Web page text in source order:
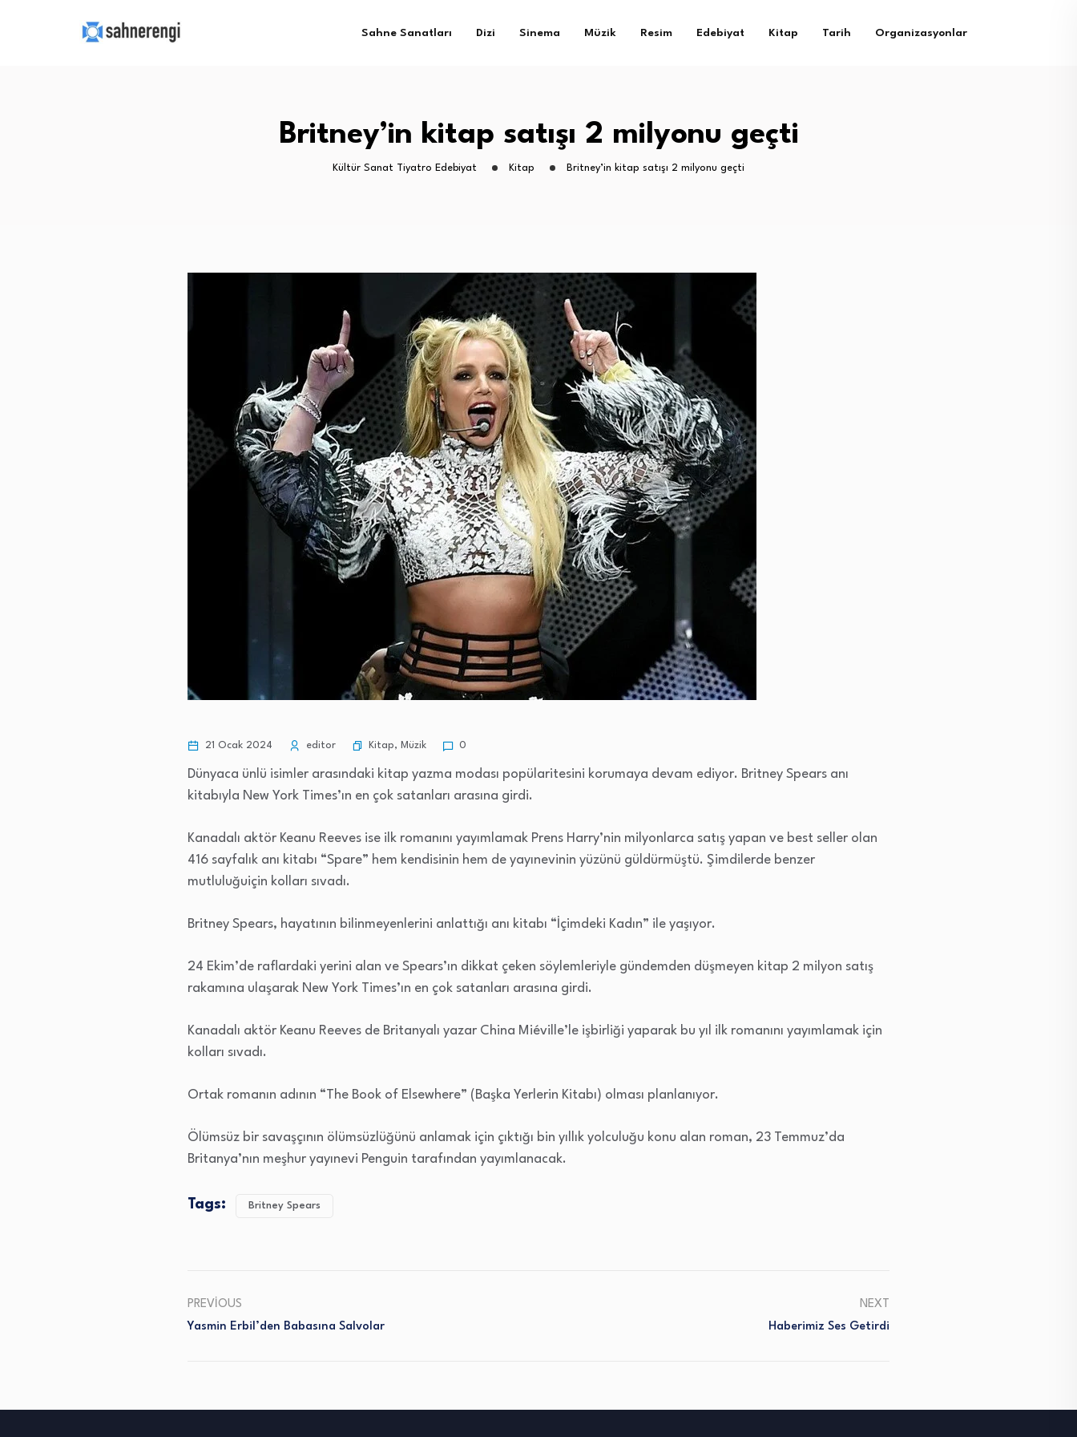
Sahne Sanatları Dizi Sinema Müzik Resim Edebiyat Kitap Tarih Organizasyonlar
Britney’in kitap satışı 2 milyonu geçti
Kültür Sanat Tiyatro Edebiyat Kitap Britney’in kitap satışı 2 milyonu geçti
21 Ocak 2024 editor Kitap, Müzik 0
Dünyaca ünlü isimler arasındaki kitap yazma modası popülaritesini korumaya devam ediyor. Britney Spears anı
kitabıyla New York Times’ın en çok satanları arasına girdi.
Kanadalı aktör Keanu Reeves ise ilk romanını yayımlamak Prens Harry’nin milyonlarca satış yapan ve best seller olan
416 sayfalık anı kitabı “Spare” hem kendisinin hem de yayınevinin yüzünü güldürmüştü. Şimdilerde benzer
mutluluğuiçin kolları sıvadı.
Britney Spears, hayatının bilinmeyenlerini anlattığı anı kitabı “İçimdeki Kadın” ile yaşıyor.
24 Ekim’de raflardaki yerini alan ve Spears’ın dikkat çeken söylemleriyle gündemden düşmeyen kitap 2 milyon satış
rakamına ulaşarak New York Times’ın en çok satanları arasına girdi.
Kanadalı aktör Keanu Reeves de Britanyalı yazar China Miéville’le işbirliği yaparak bu yıl ilk romanını yayımlamak için
kolları sıvadı.
Ortak romanın adının “The Book of Elsewhere” (Başka Yerlerin Kitabı) olması planlanıyor.
Ölümsüz bir savaşçının ölümsüzlüğünü anlamak için çıktığı bin yıllık yolculuğu konu alan roman, 23 Temmuz’da
Britanya’nın meşhur yayınevi Penguin tarafından yayımlanacak.
Tags: Britney Spears
PREVIOUS
Yasmin Erbil’den Babasına Salvolar
NEXT
Haberimiz Ses Getirdi